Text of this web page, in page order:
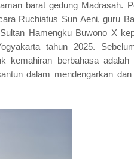
barat gedung Madrasah.
Ruchiatus Sun Aeni, guru
Hamengku Buwono X
tahun 2025.
kemahiran berbahasa adalah
dalam mendengarkan